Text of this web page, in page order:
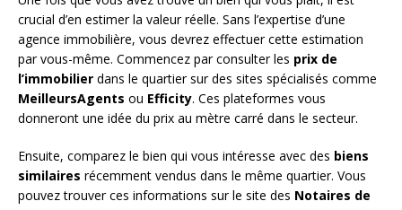
crucial d’en estimer la valeur réelle. Sans l’expertise d’une
agence immobilière, vous devrez effectuer cette estimation
par vous-même. Commencez par consulter les prix de
l’immobilier dans le quartier sur des sites spécialisés comme
MeilleursAgents ou Efficity. Ces plateformes vous
donneront une idée du prix au mètre carré dans le secteur.
Ensuite, comparez le bien qui vous intéresse avec des biens
similaires récemment vendus dans le même quartier. Vous
pouvez trouver ces informations sur le site des Notaires de